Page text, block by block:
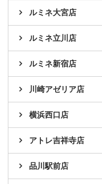
ルミネ大宮店
ルミネ立川店
ルミネ新宿店
川崎アゼリア店
横浜西口店
アトレ吉祥寺店
品川駅前店